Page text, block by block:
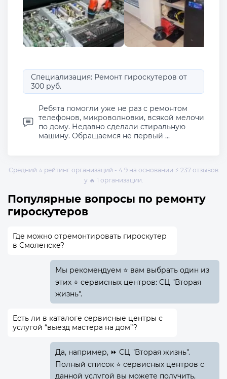
Специализация: Ремонт гироскутеров от
300 руб.
Ребята помогли уже не раз с ремонтом
телефонов, микроволновки, всякой мелочи
по дому. Недавно сделали стиральную
машину. Обращаемся не первый ...
Средний ⭐ рейтинг организаций - 4.9 на основании ⚡ 237 отзывов
у 🔥 1 организации.
Популярные вопросы по ремонту
гироскутеров
Где можно отремонтировать гироскутер
в Смоленске?
Мы рекомендуем ⭐ вам выбрать один из
этих ⭐ сервисных центров: СЦ "Вторая
жизнь".
Есть ли в каталоге сервисные центры с
услугой “выезд мастера на дом”?
Да, например, ⏩ СЦ "Вторая жизнь".
Полный список ⭐ сервисных центров с
данной услугой вы можете получить,